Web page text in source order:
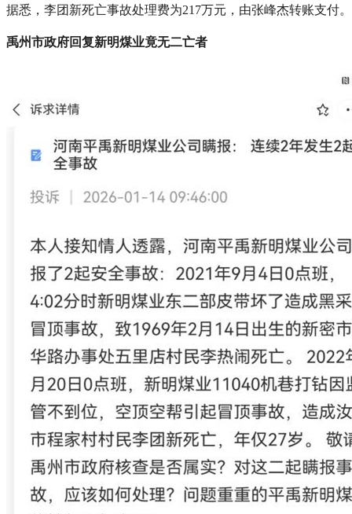
据悉，李团新死亡事故处理费为217万元，由张峰杰转账支付。
禹州市政府回复新明煤业竟无二亡者